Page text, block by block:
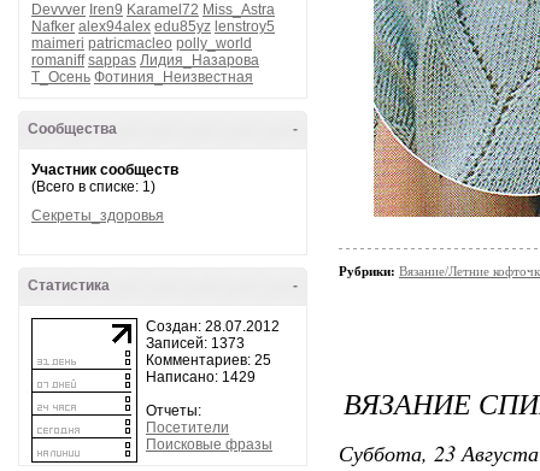
Devvver Iren9 Karamel72 Miss_Astra
Nafker alex94alex edu85yz lenstroy5
maimeri patricmacleo polly_world
romaniff sappas Лидия_Назарова
Т_Осень Фотиния_Неизвестная
-
Сообщества
Участник сообществ
(Всего в списке: 1)
Секреты_здоровья
-
Статистика
Создан: 28.07.2012
Записей: 1373
Комментариев: 25
Написано: 1429
Отчеты:
Посетители
Поисковые фразы
Рубрики: Вязание/Летние
ВЯЗАНИЕ
Суббота, 23